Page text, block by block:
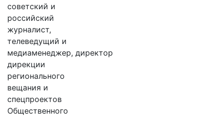
советский и
российский
журналист,
телеведущий и
медиаменеджер, директор
дирекции
регионального
вещания и
спецпроектов
Общественного